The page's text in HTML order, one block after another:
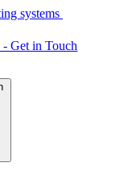
systems
Get in Touch